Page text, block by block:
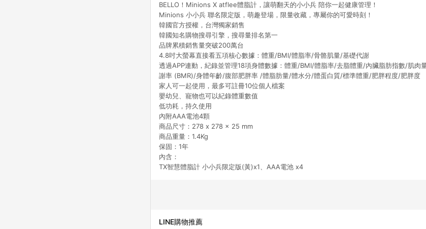
BELLO！Minions X atflee體脂計，讓萌翻天的小小兵 陪你一起健康管理！
Minions 小小兵 聯名限定版，萌趣登場，限量收藏，專屬你的可愛時刻！
韓國官方授權，台灣獨家銷售
韓國知名購物搜尋引擎，搜尋量排名第一
品牌累積銷售量突破200萬台
4.8吋大螢幕直接看五項核心數據：體重/BMI/體脂率/骨骼肌量/基礎代謝
透過APP連動，紀錄並管理18項身體數據：體重/BMI/體脂率/去脂體重/內臟脂肪指數/肌肉
謝率 (BMR)/身體年齡/腹部肥胖率 /體脂肪量/體水分/體蛋白質/標準體重/肥胖程度/肥胖度
家人可一起使用，最多可註冊10位個人檔案
嬰幼兒、寵物也可以紀錄體重數值
低功耗，持久使用
內附AAA電池4顆
商品尺寸：278 x 278 x 25 mm
商品重量：1.4Kg
保固：1年
內含：
TX智慧體脂計 小小兵限定版(黃)x1、AAA電池 x4
LINE購物推薦